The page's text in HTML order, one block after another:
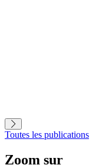
Toutes les publications
Zoom sur